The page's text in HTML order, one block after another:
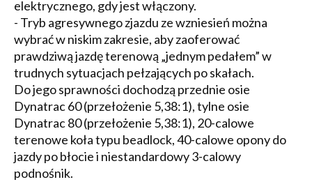
elektrycznego, gdy jest włączony.
- Tryb agresywnego zjazdu ze wzniesień można
wybrać w niskim zakresie, aby zaoferować
prawdziwą jazdę terenową „jednym pedałem” w
trudnych sytuacjach pełzających po skałach.
Do jego sprawności dochodzą przednie osie
Dynatrac 60 (przełożenie 5,38:1), tylne osie
Dynatrac 80 (przełożenie 5,38:1), 20-calowe
terenowe koła typu beadlock, 40-calowe opony do
jazdy po błocie i niestandardowy 3-calowy
podnośnik.